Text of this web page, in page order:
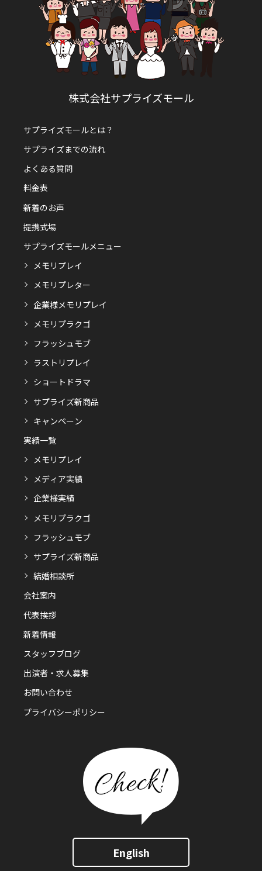
株式会社サプライズモール
サプライズモールとは？
サプライズまでの流れ
よくある質問
料金表
新着のお声
提携式場
サプライズモールメニュー
メモリプレイ
メモリプレター
企業様メモリプレイ
メモリプラクゴ
フラッシュモブ
ラストリプレイ
ショートドラマ
サプライズ新商品
キャンペーン
実績一覧
メモリプレイ
メディア実績
企業様実績
メモリプラクゴ
フラッシュモブ
サプライズ新商品
結婚相談所
会社案内
代表挨拶
新着情報
スタッフブログ
出演者・求人募集
お問い合わせ
プライバシーポリシー
English